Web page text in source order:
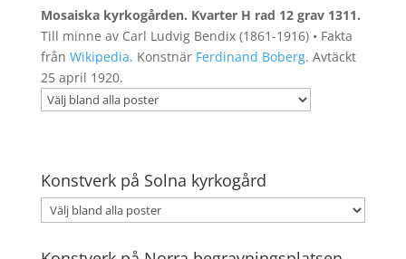
Mosaiska kyrkogården. Kvarter H rad 12 grav 1311.
Till minne av Carl Ludvig Bendix (1861-1916) • Fakta
från Wikipedia. Konstnär Ferdinand Boberg. Avtäckt
25 april 1920.
Konstverk på Solna kyrkogård